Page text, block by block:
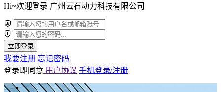
Hi~欢迎登录 广州云石动力科技有限公司
立即登录
我要注册 忘记密码
登录即同意 用户协议 手机登录/注册